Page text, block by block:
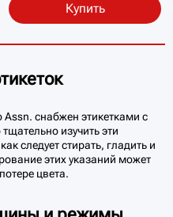
Купить
снабжен этикетками с
изучить эти
следует стирать, гладить и
этих указаний может
цвета.